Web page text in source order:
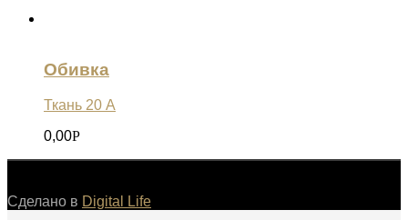
Обивка
Ткань 20 А
0,00Р
Сделано в Digital Life